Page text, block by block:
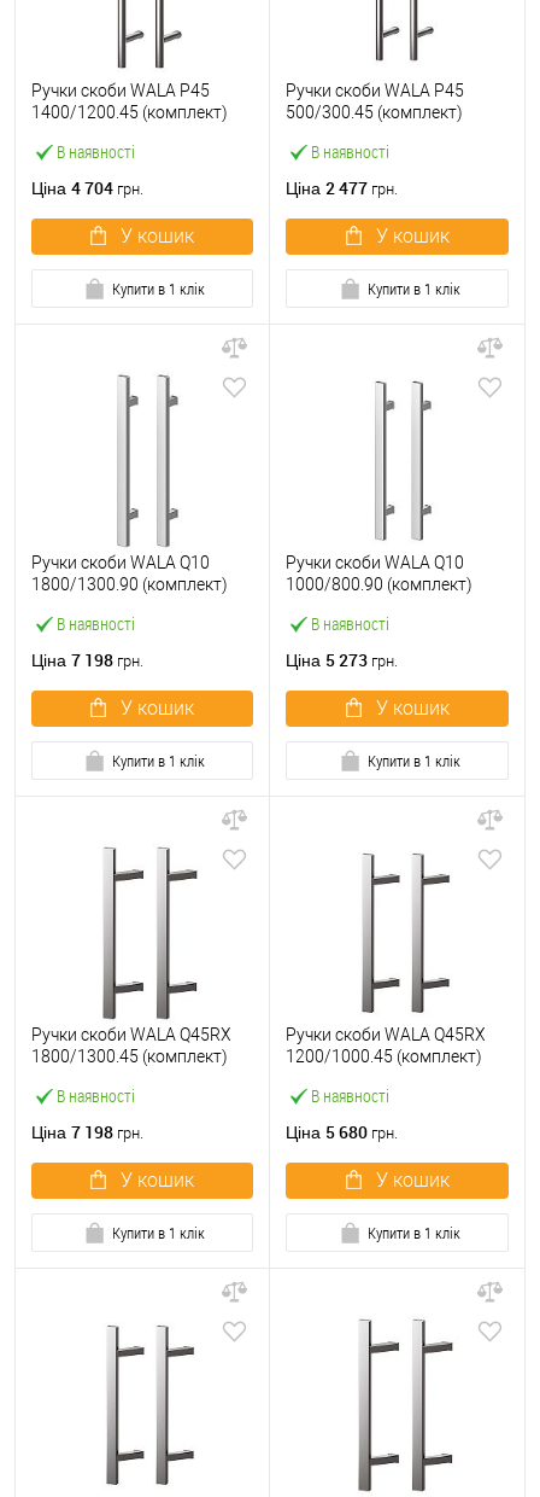
В наявності
Ручки скоби WALA P45
1400/1200.45 (комплект)
М304
Ціна 4 704 грн.
У кошик
Купити в 1 клік
В наявності
Ручки скоби WALA P45
500/300.45 (комплект)
М304
Ціна 2 477 грн.
У кошик
Купити в 1 клік
В наявності
Ручки скоби WALA Q10
1800/1300.90 (комплект)
сталь М304
Ціна 7 198 грн.
У кошик
Купити в 1 клік
В наявності
Ручки скоби WALA Q10
1000/800.90 (комплект)
сталь М304
Ціна 5 273 грн.
У кошик
Купити в 1 клік
В наявності
Ручки скоби WALA Q45RX
1800/1300.45 (комплект)
сталь М304
Ціна 7 198 грн.
У кошик
Купити в 1 клік
В наявності
Ручки скоби WALA Q45RX
1200/1000.45 (комплект)
сталь М304
Ціна 5 680 грн.
У кошик
Купити в 1 клік